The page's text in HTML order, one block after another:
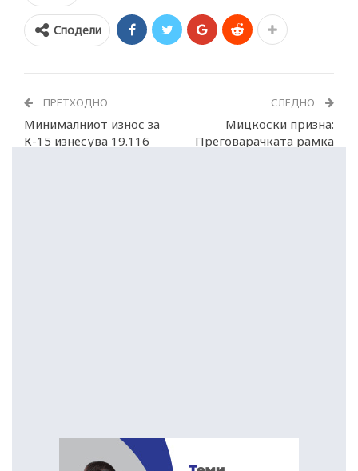
Сподели
ПРЕТХОДНО
Минималниот износ за
К-15 изнесува 19.116
СЛЕДНО
Мицкоски призна:
Преговарачката рамка